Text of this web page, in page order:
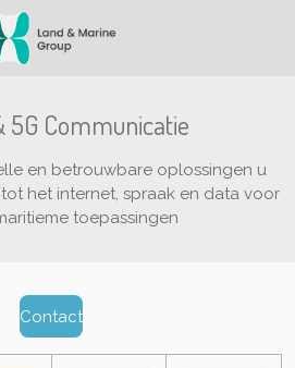
5G Communicatie
en betrouwbare oplossingen u
het internet, spraak en data voor
toepassingen
Contact